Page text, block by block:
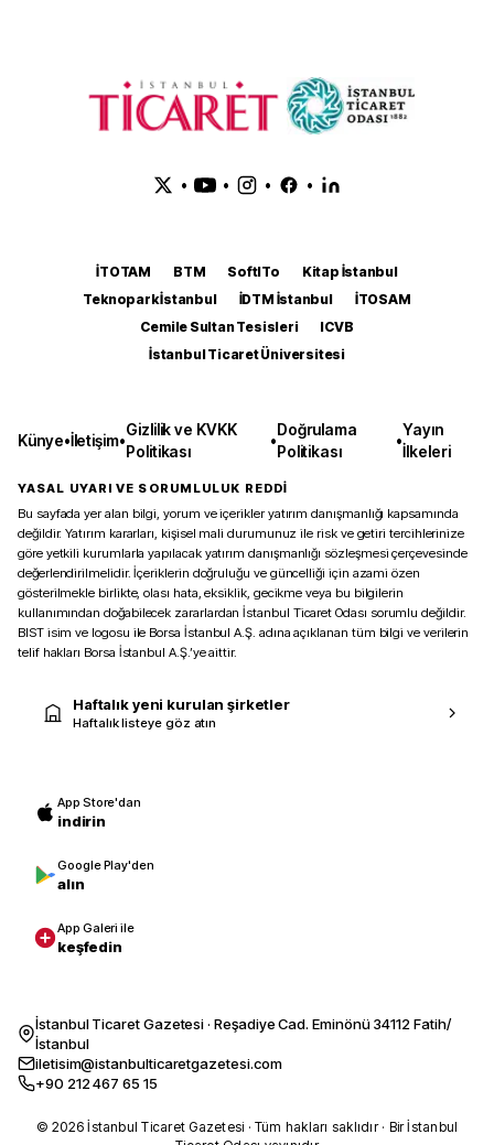
• • • •
İTOTAM BTM SoftITo
Kitap İstanbul
Teknopark İstanbul
İDTM İstanbul
İTOSAM
Cemile Sultan Tesisleri
ICVB
İstanbul Ticaret Üniversitesi
Künye•İletişim•
Gizlilik ve KVKK
Politikası
•
Doğrulama
Politikası
•
Yayın
İlkeleri
YASAL UYARI VE SORUMLULUK REDDİ
Bu sayfada yer alan bilgi, yorum ve içerikler yatırım danışmanlığı kapsamında
değildir. Yatırım kararları, kişisel mali durumunuz ile risk ve getiri tercihlerinize
göre yetkili kurumlarla yapılacak yatırım danışmanlığı sözleşmesi çerçevesinde
değerlendirilmelidir. İçeriklerin doğruluğu ve güncelliği için azami özen
gösterilmekle birlikte, olası hata, eksiklik, gecikme veya bu bilgilerin
kullanımından doğabilecek zararlardan İstanbul Ticaret Odası sorumlu değildir.
BIST isim ve logosu ile Borsa İstanbul A.Ş. adına açıklanan tüm bilgi ve verilerin
telif hakları Borsa İstanbul A.Ş.’ye aittir.
Haftalık yeni kurulan şirketler
Haftalık listeye göz atın
App Store'dan
indirin
Google Play'den
alın
App Galeri ile
keşfedin
İstanbul Ticaret Gazetesi · Reşadiye Cad. Eminönü 34112 Fatih/
İstanbul
iletisim@istanbulticaretgazetesi.com
+90 212 467 65 15
© 2026 İstanbul Ticaret Gazetesi · Tüm hakları saklıdır · Bir İstanbul